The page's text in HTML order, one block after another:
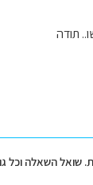
תודה
שואל השאלה